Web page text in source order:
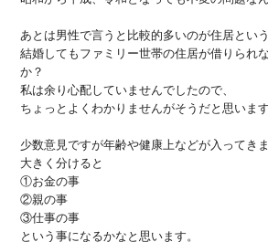
あとは男性で言うと比較的多いのが住居という
結婚してもファミリー世帯の住居が借りられ
か？
私は余り心配していませんでしたので、
ちょっとよくわかりませんがそうだと思います
少数意見ですが年齢や健康上などが入ってきま
大きく分けると
①お金の事
②親の事
③仕事の事
という事になるかなと思います。